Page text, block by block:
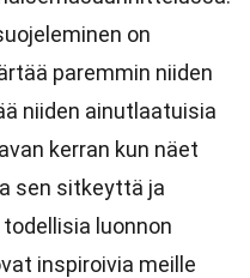
on
paremmin niiden
niiden ainutlaatuisia
kerran kun näet
sen sitkeyttä ja
luonnon
inspiroivia meille